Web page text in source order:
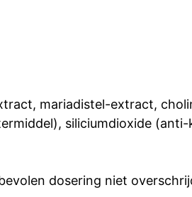
mariadistel-extract,
siliciumdioxide
dosering niet